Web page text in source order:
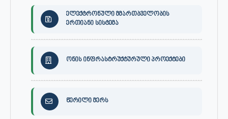
ელექტრონული მმართბველობის
ერთიანი სისტემა
ონის ინფრასტრუქტურული პროექტები
წერილი მერს